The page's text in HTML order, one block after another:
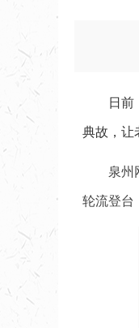
日前
典故，让
泉州
轮流登台